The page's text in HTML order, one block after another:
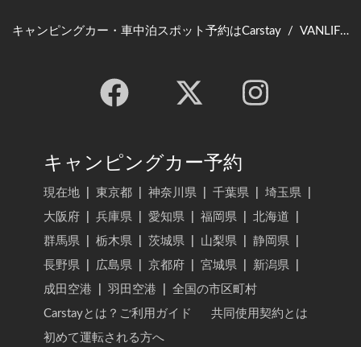
キャンピングカー・車中泊スポット予約はCarstay / VANLIFE JAPAN TOP
キャンピングカー予約
現在地 東京都 神奈川県 千葉県 埼玉県
大阪府
兵庫県 愛知県 福岡県 北海道
群馬県
栃木県 茨城県 山梨県 静岡県
長野県
広島県 京都府 宮城県 新潟県
成田空港
羽田空港
全国の市区町村
Carstayとは？ご利用ガイド
共同使用契約とは
初めて運転される方へ